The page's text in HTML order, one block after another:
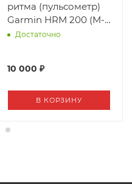
ритма (пульсометр)
Garmin HRM 200 (M-
XL)Достаточно
10 000 ₽
В КОРЗИНУ